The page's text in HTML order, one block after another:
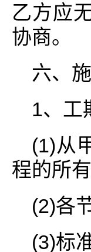
乙方应
协商。
六、
1、工
(1)从
程的所
(2)各
(3)标